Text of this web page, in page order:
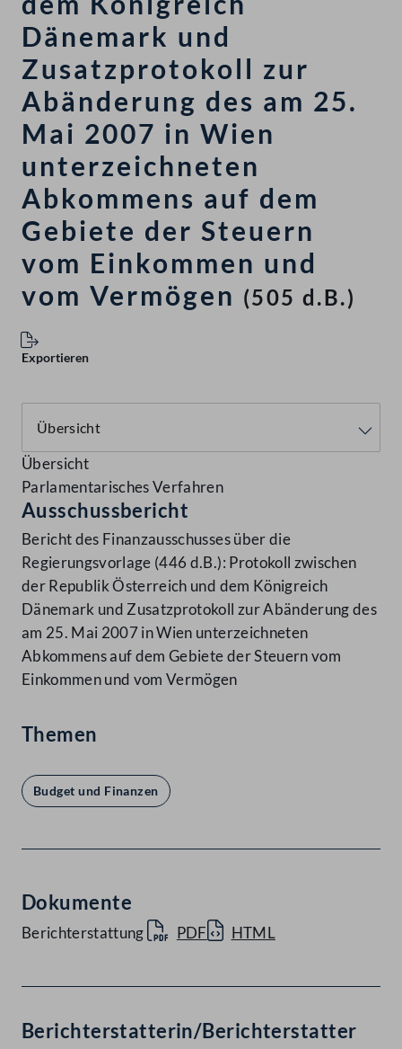
Dänemark und
Zusatzprotokoll zur
Abänderung des am 25.
Mai 2007 in Wien
unterzeichneten
Abkommens auf dem
Gebiete der Steuern
vom Einkommen und
vom Vermögen (505 d.B.)
Exportieren
Übersicht
Parlamentarisches Verfahren
Ausschussbericht
Bericht des Finanzausschusses über die
Regierungsvorlage (446 d.B.): Protokoll zwischen
der Republik Österreich und dem Königreich
Dänemark und Zusatzprotokoll zur Abänderung des
am 25. Mai 2007 in Wien unterzeichneten
Abkommens auf dem Gebiete der Steuern vom
Einkommen und vom Vermögen
Themen
Budget und Finanzen
Dokumente
Berichterstattung PDF HTML
Berichterstatterin/Berichterstatter